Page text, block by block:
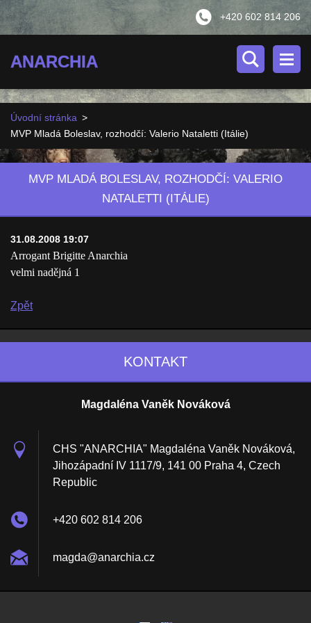
+420 602 814 206
ANARCHIA
Úvodní stránka >
MVP Mladá Boleslav, rozhodčí: Valerio Nataletti (Itálie)
MVP MLADÁ BOLESLAV, ROZHODČÍ: VALERIO
NATALETTI (ITÁLIE)
31.08.2008 19:07
Arrogant Brigitte Anarchia
velmi nadějná 1
Zpět
KONTAKT
Magdaléna Vaněk Nováková
CHS "ANARCHIA" Magdaléna Vaněk Nováková,
Jihozápadní IV 1117/9, 141 00 Praha 4, Czech
Republic
+420 602 814 206
magda@anarchia.cz